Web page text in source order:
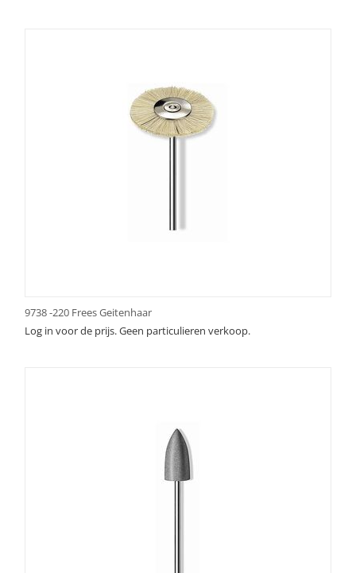
9738 -220 Frees Geitenhaar
Log in voor de prijs. Geen particulieren verkoop.